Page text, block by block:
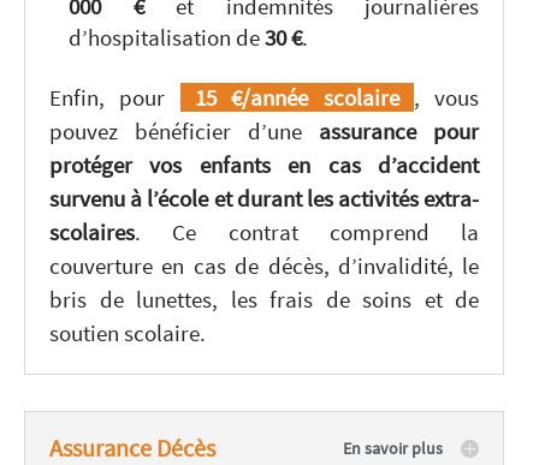
000 €et indemnités journalières
d’hospitalisation de30 €.
Enfin, pour 15 €/année scolaire , vous
pouvez bénéficier d’une assurance pour
protéger vos enfants en cas d’accident
survenu à l’école et durant les activités extra-
scolaires. Ce contrat comprend la
couverture en cas de décès, d’invalidité, le
bris de lunettes, les frais de soins et de
soutien scolaire.
Assurance Décès